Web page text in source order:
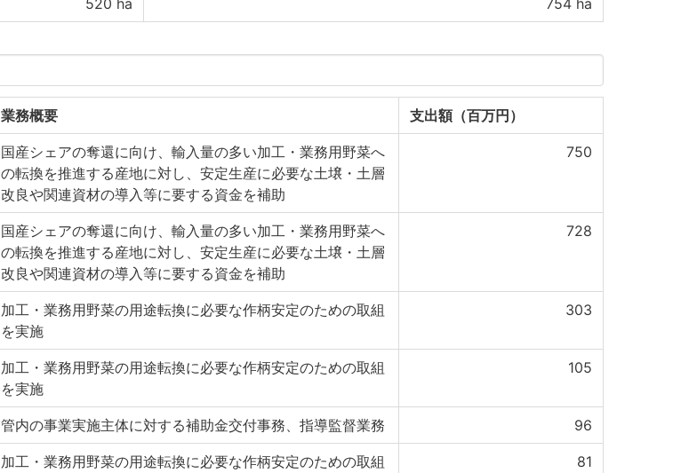
520 ha 754 ha
業務概要 支出額（百万円）
国産シェアの奪還に向け、輸入量の多い加工・業務用野菜へ
の転換を推進する産地に対し、安定生産に必要な土壌・土層
改良や関連資材の導入等に要する資金を補助
750
国産シェアの奪還に向け、輸入量の多い加工・業務用野菜へ
の転換を推進する産地に対し、安定生産に必要な土壌・土層
改良や関連資材の導入等に要する資金を補助
728
加工・業務用野菜の用途転換に必要な作柄安定のための取組
を実施
303
加工・業務用野菜の用途転換に必要な作柄安定のための取組
を実施
105
管内の事業実施主体に対する補助金交付事務、指導監督業務 96
加工・業務用野菜の用途転換に必要な作柄安定のための取組
81